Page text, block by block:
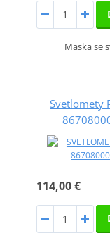
Maska se
Svetlomety
114,00 €